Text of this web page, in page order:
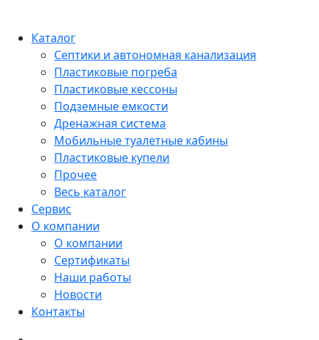
Каталог
Септики и автономная канализация
Пластиковые погреба
Пластиковые кессоны
Подземные емкости
Дренажная система
Мобильные туалетные кабины
Пластиковые купели
Прочее
Весь каталог
Сервис
О компании
О компании
Сертификаты
Наши работы
Новости
Контакты